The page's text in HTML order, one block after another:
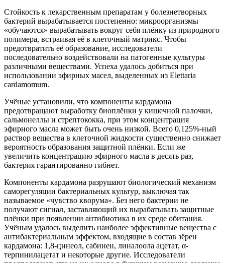
Стойкость к лекарственным препаратам у болезнетворных
бактерий вырабатывается постепенно: микроорганизмы
«обучаются» вырабатывать вокруг себя плёнку из природного
полимера, встраивая её в клеточный матрикс. Чтобы
предотвратить её образование, исследователи
последовательно воздействовали на патогенные культуры
различными веществами. Успеха удалось добиться при
использовании эфирных масел, выделенных из Elettaria
cardamomum.
Учёные установили, что компоненты кардамона
предотвращают выработку биоплёнки у кишечной палочки,
сальмонеллы и стрептококка, при этом концентрация
эфирного масла может быть очень низкой. Всего 0,125%-ный
раствор вещества в клеточной жидкости существенно снижает
вероятность образования защитной плёнки. Если же
увеличить концентрацию эфирного масла в десять раз,
бактерия гарантированно гибнет.
Компоненты кардамона разрушают биологический механизм
саморегуляции бактериальных культур, выключая так
называемое «чувство кворума». Без него бактерии не
получают сигнал, заставляющий их вырабатывать защитные
плёнки при появлении антибиотика в их среде обитания.
Учёным удалось выделить наиболее эффективные вещества с
антибактериальным эффектом, входящие в состав зёрен
кардамона: 1,8-цинеол, сабинен, линалоола ацетат, α-
терпинилацетат и некоторые другие. Исследователи